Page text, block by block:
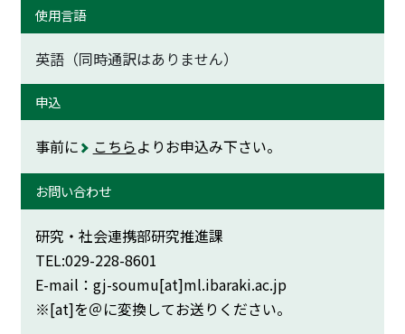
使用言語
英語（同時通訳はありません）
申込
事前に こちらよりお申込み下さい。
お問い合わせ
研究・社会連携部研究推進課
TEL:029-228-8601
E-mail：gj-soumu[at]ml.ibaraki.ac.jp
※[at]を＠に変換してお送りください。